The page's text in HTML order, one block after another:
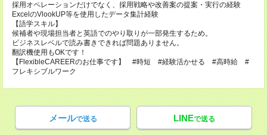
採用オペレーションだけでなく、採用戦略や改善案の提案・実行の経験
ExcelのVlookUP等を使用したデータ集計経験
【語学スキル】
候補者や現場担当者と英語でのやり取りが一部発生するため。
ビジネスレベルで読み書きできれば問題ありません。
翻訳機使用もOKです！
【FlexibleCAREERのお仕事です】 #時短 #経験活かせる #高時給 #
フレキシブルワーク
メールで送る LINEで送る